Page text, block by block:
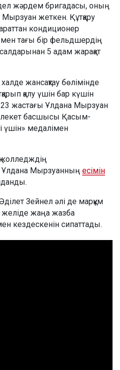
жәрдем бригадасы, оның
жеткен. Құтқару
кондиционер
мен тағы бір фельдшердің
5 адам жарақат
жансақтау бөлімінде
қалу үшін бар күшін
23 жастағы Ұлдана Мырзуан
басшысы Қасым-
үшін» медалімен
Ұлдана Мырзуанның есімін
Зейнел әлі де марқұм
желіде жаңа жазба
кездескенін сипаттады.